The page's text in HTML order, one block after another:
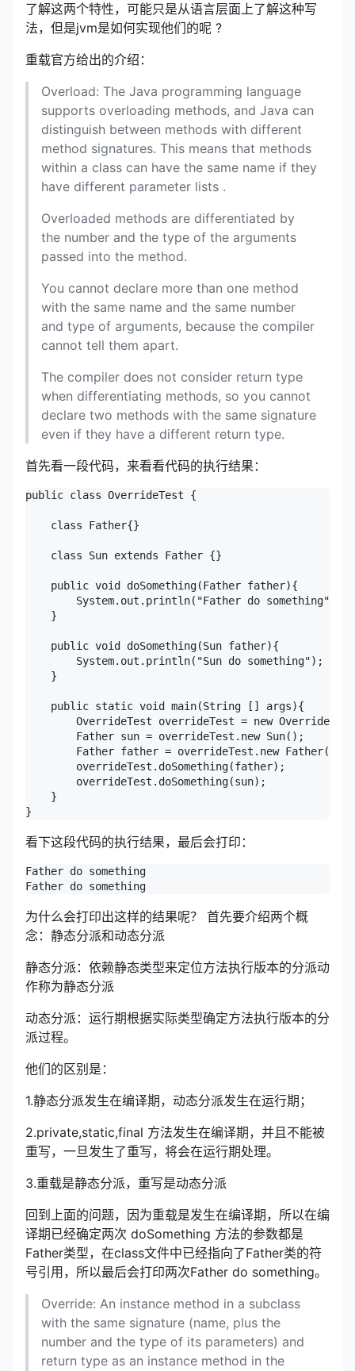
了解这两个特性，可能只是从语言层面上了解这种写
法，但是jvm是如何实现他们的呢 ?
重载官方给出的介绍：
Overload: The Java programming language
supports overloading methods, and Java can
distinguish between methods with different
method signatures. This means that methods
within a class can have the same name if they
have different parameter lists .
Overloaded methods are differentiated by
the number and the type of the arguments
passed into the method.
You cannot declare more than one method
with the same name and the same number
and type of arguments, because the compiler
cannot tell them apart.
The compiler does not consider return type
when differentiating methods, so you cannot
declare two methods with the same signature
even if they have a different return type.
首先看一段代码，来看看代码的执行结果：
public class OverrideTest {
    class Father{}
    class Sun extends Father {}
    public void doSomething(Father father){
        System.out.println("Father do something");
    }
    public void doSomething(Sun father){
        System.out.println("Sun do something");
    }
    public static void main(String [] args){
OverrideTest overrideTest = new
        Father sun = overrideTest.new Sun();
        Father father = overrideTest.new Father();
        overrideTest.doSomething(father);
        overrideTest.doSomething(sun);
    }
}
看下这段代码的执行结果，最后会打印：
Father do something
Father do something
为什么会打印出这样的结果呢？ 首先要介绍两个概
念：静态分派和动态分派
静态分派：依赖静态类型来定位方法执行版本的分派动
作称为静态分派
动态分派：运行期根据实际类型确定方法执行版本的分
派过程。
他们的区别是：
1.静态分派发生在编译期，动态分派发生在运行期；
2.private,static,final 方法发生在编译期，并且不能被
重写，一旦发生了重写，将会在运行期处理。
3.重载是静态分派，重写是动态分派
回到上面的问题，因为重载是发生在编译期，所以在编
译期已经确定两次 doSomething 方法的参数都是
Father类型，在class文件中已经指向了Father类的符
号引用，所以最后会打印两次Father do something。
Override: An instance method in a subclass
with the same signature (name, plus the
number and the type of its parameters) and
return type as an instance method in the